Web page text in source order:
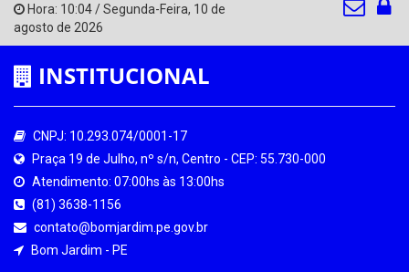
Hora: 10:04/Segunda-Feira, 10 de
agosto de 2026
INSTITUCIONAL
CNPJ: 10.293.074/0001-17
Praça 19 de Julho, nº s/n, Centro - CEP: 55.730-000
Atendimento: 07:00hs às 13:00hs
(81) 3638-1156
contato@bomjardim.pe.gov.br
Bom Jardim - PE